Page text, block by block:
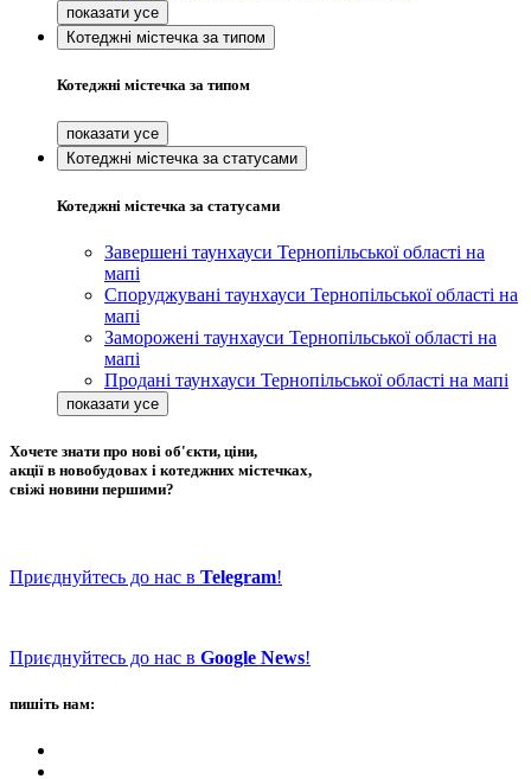
Котеджні містечка за типом
Котеджні містечка за типом
Котеджні містечка за статусами
Котеджні містечка за статусами
Завершені таунхауси Тернопільської області на
мапі
Споруджувані таунхауси Тернопільської області на
мапі
Заморожені таунхауси Тернопільської області на
мапі
Продані таунхауси Тернопільської області на мапі
Хочете знати про нові об'єкти, ціни,
акції в новобудовах і котеджних містечках,
свіжі новини першими?
Приєднуйтесь до нас в Telegram!
Приєднуйтесь до нас в Google News!
пишіть нам: